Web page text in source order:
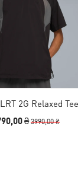
2G Relaxed
₴3990,00 ₴